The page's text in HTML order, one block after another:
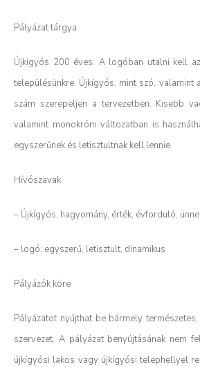
Pályázat tárgya
Újkígyós 200 éves. A logóban utalni kell
településünkre. Újkígyós, mint szó,
szám szerepeljen a tervezetben. Kisebb
valamint monokróm változatban is
egyszerűnek és letisztultnak kell lennie.
Hívószavak
– Újkígyós, hagyomány, érték, évforduló,
– logó: egyszerű, letisztult, dinamikus
Pályázók köre
Pályázatot nyújthat be bármely
szervezet. A pályázat benyújtásának nem
újkígyósi lakos vagy újkígyósi telephellyel